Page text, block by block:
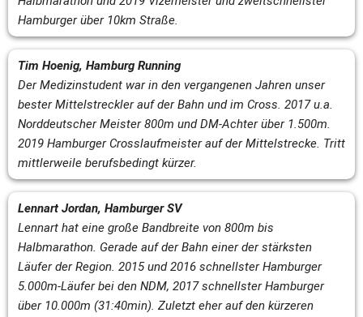
Hamburger über 10km Straße.
Tim Hoenig, Hamburg Running
Der Medizinstudent war in den vergangenen Jahren unser
bester Mittelstreckler auf der Bahn und im Cross. 2017 u.a.
Norddeutscher Meister 800m und DM-Achter über 1.500m.
2019 Hamburger Crosslaufmeister auf der Mittelstrecke. Tritt
mittlerweile berufsbedingt kürzer.
Lennart Jordan, Hamburger SV
Lennart hat eine große Bandbreite von 800m bis
Halbmarathon. Gerade auf der Bahn einer der stärksten
Läufer der Region. 2015 und 2016 schnellster Hamburger
5.000m-Läufer bei den NDM, 2017 schnellster Hamburger
über 10.000m (31:40min). Zuletzt eher auf den kürzeren